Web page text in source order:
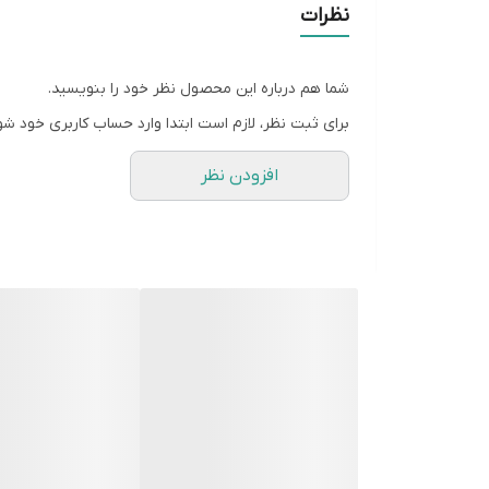
نظرات
شما هم درباره این محصول نظر خود را بنویسید.
برای ثبت نظر، لازم است ابتدا وارد حساب کاربری خود
افزودن نظر